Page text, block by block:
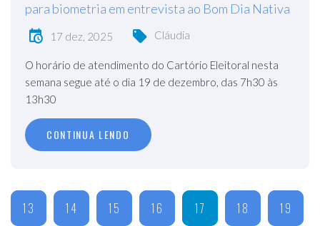
para biometria em entrevista ao Bom Dia Nativa
17 dez, 2025 Cláudia
O horário de atendimento do Cartório Eleitoral nesta
semana segue até o dia 19 de dezembro, das 7h30 às
13h30
CONTINUA LENDO
13 14 15 16 17 18 19